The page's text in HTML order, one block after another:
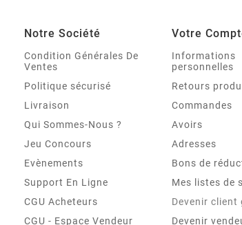
Notre Société
Condition Générales De
Ventes
Politique sécurisé
Livraison
Qui Sommes-Nous ?
Jeu Concours
Evènements
Support En Ligne
CGU Acheteurs
CGU - Espace Vendeur
Votre
Informations
personnelles
Retours
Commandes
Avoirs
Adresses
Bons de
Mes listes de
Devenir client
Devenir